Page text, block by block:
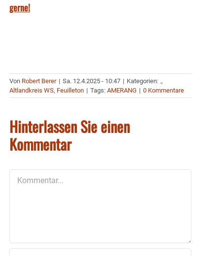
gerne!
Von Robert Berer | Sa. 12.4.2025 - 10:47 | Kategorien: .,
Altlandkreis WS, Feuilleton | Tags: AMERANG | 0 Kommentare
Hinterlassen Sie einen
Kommentar